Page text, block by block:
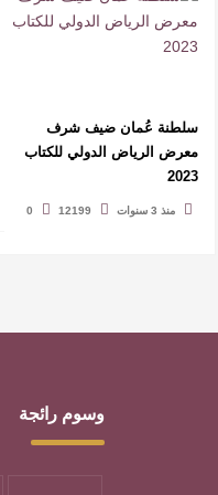
سلطنة عُمان ضيف شرف
معرض الرياض الدولي للكتاب
2023
منذ 3 سنوات 12199
0
وسوم رائجة